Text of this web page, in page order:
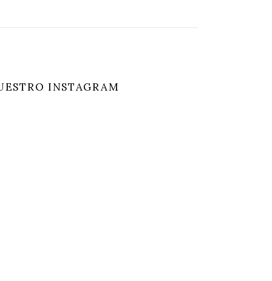
INSTAGRAM